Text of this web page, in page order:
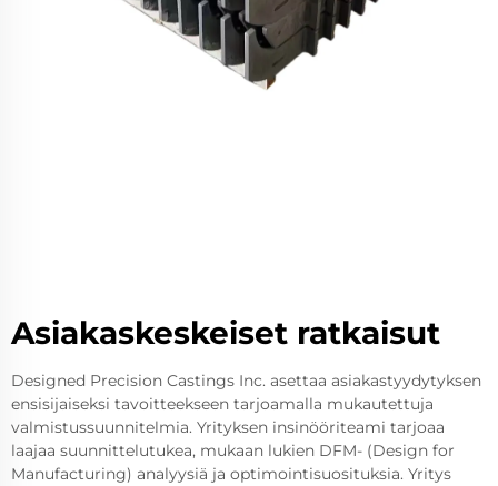
Asiakaskeskeiset ratkaisut
Designed Precision Castings Inc. asettaa asiakastyydytyksen
ensisijaiseksi tavoitteekseen tarjoamalla mukautettuja
valmistussuunnitelmia. Yrityksen insinööriteami tarjoaa
laajaa suunnittelutukea, mukaan lukien DFM- (Design for
Manufacturing) analyysiä ja optimointisuosituksia. Yritys